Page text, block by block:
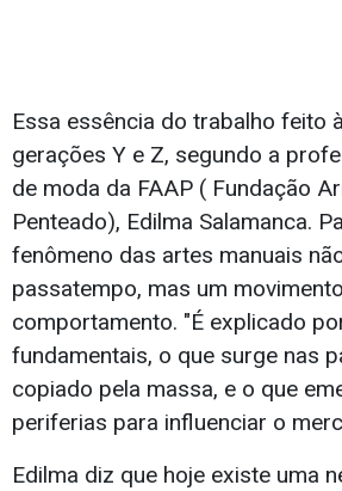
Essa essência do trabalho feito
gerações Y e Z, segundo a
de moda da FAAP ( Fundação
Penteado), Edilma Salamanca.
fenômeno das artes manuais
passatempo, mas um
comportamento. "É explicado
fundamentais, o que surge nas
copiado pela massa, e o que
periferias para influenciar o
Edilma diz que hoje existe uma